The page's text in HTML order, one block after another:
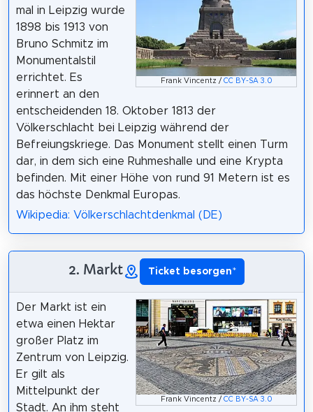
Frank Vincentz / CC BY-SA 3.0
mal in Leipzig wurde
1898 bis 1913 von
Bruno Schmitz im
Monumentalstil
errichtet. Es
erinnert an den
entscheidenden 18. Oktober 1813 der
Völkerschlacht bei Leipzig während der
Befreiungskriege. Das Monument stellt einen Turm
dar, in dem sich eine Ruhmeshalle und eine Krypta
befinden. Mit einer Höhe von rund 91 Metern ist es
das höchste Denkmal Europas.
Wikipedia: Völkerschlachtdenkmal (DE)
2. Markt Ticket besorgen*
Frank Vincentz / CC BY-SA 3.0
Der Markt ist ein
etwa einen Hektar
großer Platz im
Zentrum von Leipzig.
Er gilt als
Mittelpunkt der
Stadt. An ihm steht